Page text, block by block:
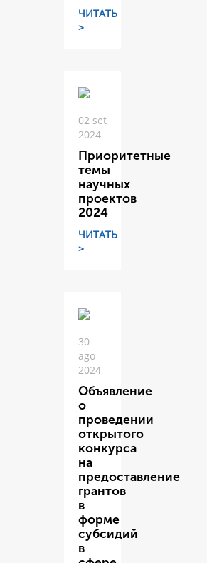
ЧИТАТЬ
>
02 set
2024
Приоритетные
темы
научных
проектов
2024
ЧИТАТЬ
>
30
ago
2024
Объявление
о
проведении
открытого
конкурса
на
предоставление
грантов
в
форме
субсидий
в